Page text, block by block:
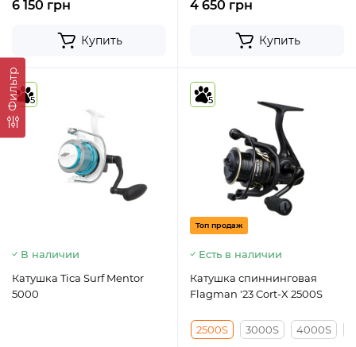
Фильтр
6 150 грн
Купить
4 650 грн
Купить
5
В наличии
Катушка Tica Surf Mentor
5000
5
Топ продаж
Есть в наличии
Катушка спиннинговая
Flagman '23 Cort-X 2500S
2500S 3000S 4000S